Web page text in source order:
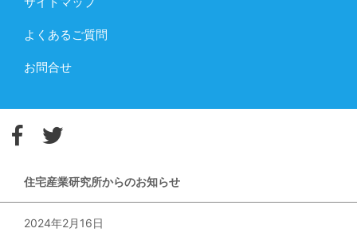
よくあるご質問
お問合せ
住宅産業研究所からのお知らせ
2024年2月16日